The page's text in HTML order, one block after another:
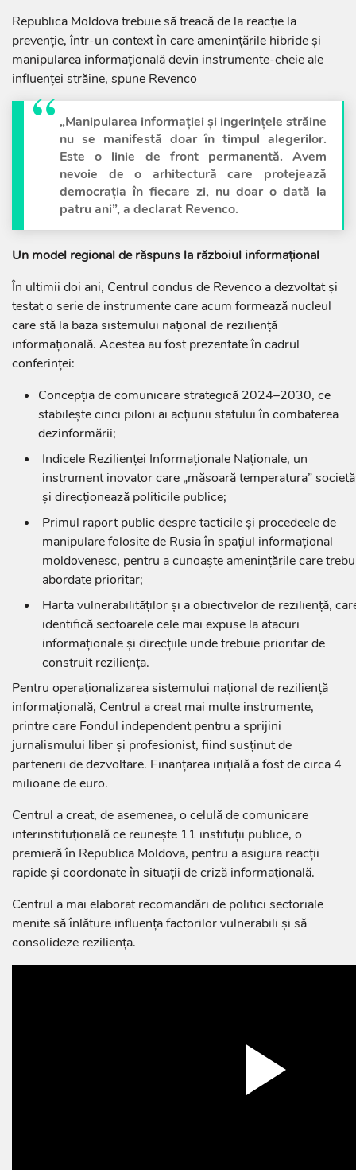
Republica Moldova trebuie să treacă de la reacție la
prevenție, într-un context în care amenințările hibride și
manipularea informațională devin instrumente-cheie ale
influenței străine, spune Revenco
„Manipularea informației și ingerințele străine
nu se manifestă doar în timpul alegerilor.
Este o linie de front permanentă. Avem
nevoie de o arhitectură care protejează
democrația în fiecare zi, nu doar o dată la
patru ani”, a declarat Revenco.
Un model regional de răspuns la războiul informațional
În ultimii doi ani, Centrul condus de Revenco a dezvoltat și
testat o serie de instrumente care acum formează nucleul
care stă la baza sistemului național de reziliență
informațională. Acestea au fost prezentate în cadrul
conferinței:
Concepția de comunicare strategică 2024–2030, ce
stabilește cinci piloni ai acțiunii statului în combaterea
dezinformării;
Indicele Rezilienței Informaționale Naționale, un
instrument inovator care „măsoară temperatura”
și direcționează politicile publice;
Primul raport public despre tacticile și procedeele de
manipulare folosite de Rusia în spațiul informațional
moldovenesc, pentru a cunoaște amenințările care
abordate prioritar;
Harta vulnerabilităților și a obiectivelor de reziliență,
identifică sectoarele cele mai expuse la atacuri
informaționale și direcțiile unde trebuie prioritar de
construit reziliența.
Pentru operaționalizarea sistemului național de reziliență
informațională, Centrul a creat mai multe instrumente,
printre care Fondul independent pentru a sprijini
jurnalismului liber și profesionist, fiind susținut de
partenerii de dezvoltare. Finanțarea inițială a fost de circa 4
milioane de euro.
Centrul a creat, de asemenea, o celulă de comunicare
interinstituțională ce reunește 11 instituții publice, o
premieră în Republica Moldova, pentru a asigura reacții
rapide și coordonate în situații de criză informațională.
Centrul a mai elaborat recomandări de politici sectoriale
menite să înlăture influența factorilor vulnerabili și să
consolideze reziliența.